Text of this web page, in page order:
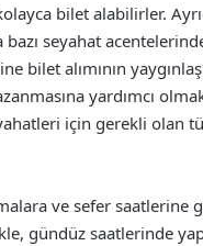
bilet alabilirler.
seyahat
bilet alımının
yardımcı
için gerekli olan
ve sefer saatlerine
gündüz saatlerinde